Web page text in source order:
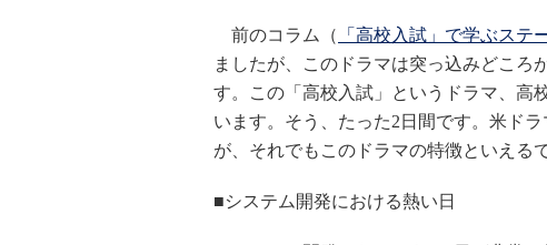
前のコラム（ 「高校入試」で学ぶステ
ましたが、このドラマは突っ込みどころ
す。この「高校入試」というドラマ、高
います。そう、たった2日間です。米ド
が、それでもこのドラマの特徴といえる
■システム開発における熱い日